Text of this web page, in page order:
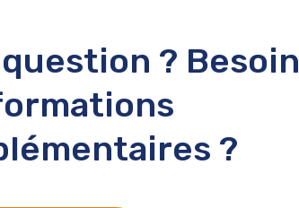
? Besoin
?